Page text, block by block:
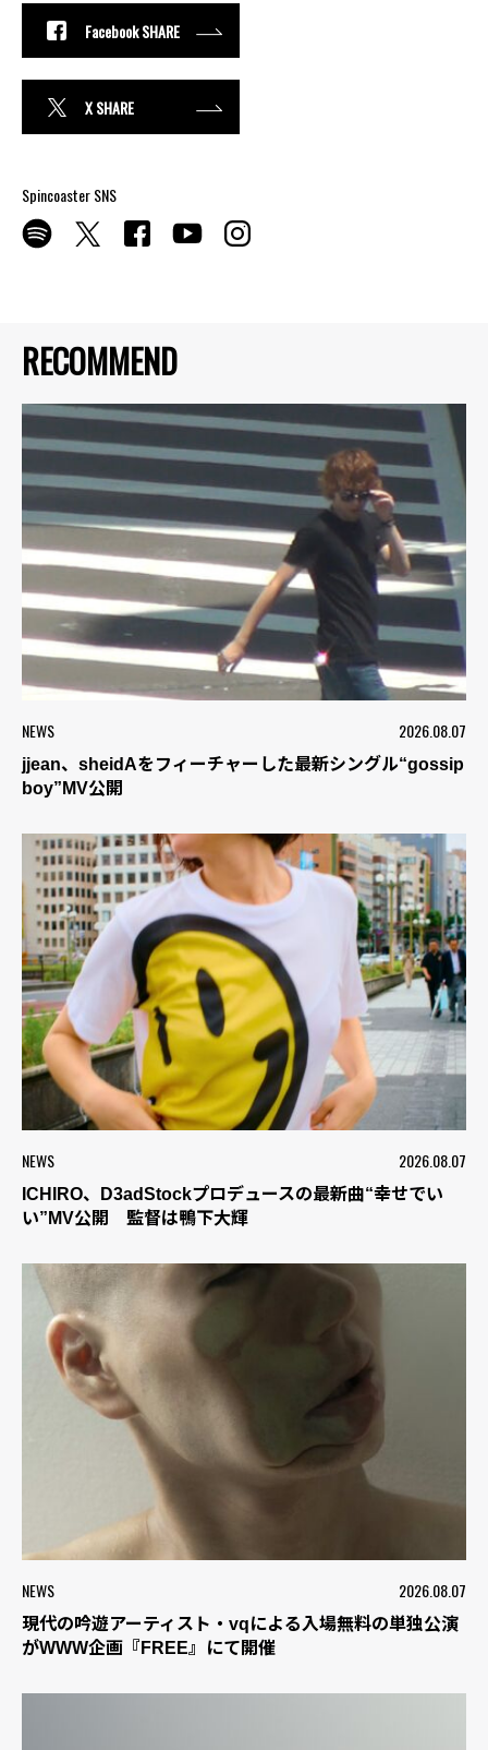
RECOMMEND
NEWS 2026.08.07
jjean、sheidAをフィーチャーした最新シングル“gossip
boy”MV公開
NEWS 2026.08.07
ICHIRO、D3adStockプロデュースの最新曲“幸せでい
い”MV公開 監督は鴨下大輝
NEWS 2026.08.07
現代の吟遊アーティスト・vqによる入場無料の単独公演
がWWW企画『FREE』にて開催
Facebook SHARE
X SHARE
Spincoaster SNS